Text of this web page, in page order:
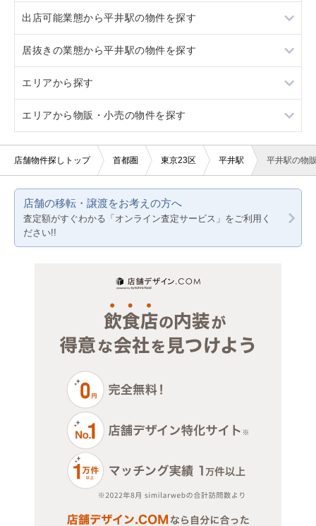
小岩
錦糸町
小岩
スケルトン
ロードサイド物件
看板取り付け可
10坪以下
20坪以下
地下
1階
出店可能業態から平井駅の物件を探す
重飲食
軽飲食
バー・クラブ
美容室・理容室
医療・歯科・クリニック
物販・小売
ジム・教室・スタジオ
その他サービス・その他
居抜きの業態から平井駅の物件を探す
ラーメン
鉄板焼き・お好み焼
バー
エリアから探す
東京23区
東京都下
千葉
埼玉
エリアから物販・小売の物件を探す
東京23区
神奈川
千葉
店舗物件探しトップ 首都圏 東京23区 平井駅 平井駅の物
店舗の移転・譲渡をお考えの方へ
査定額がすぐわかる「オンライン査定サービス」をご利用く
ださい!!